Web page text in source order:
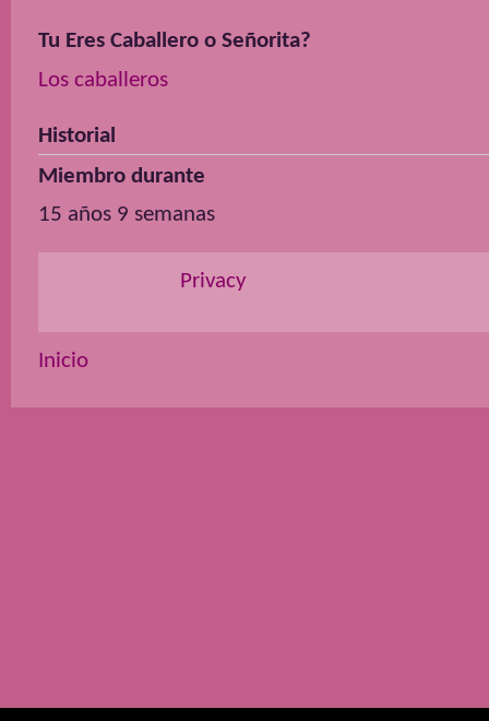
Tu Eres Caballero o Señorita?
Los caballeros
Historial
Miembro durante
15 años 9 semanas
Privacy
Inicio